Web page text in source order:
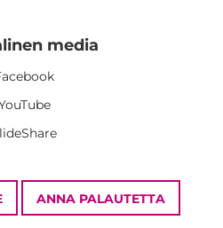
media
ANNA PALAUTETTA